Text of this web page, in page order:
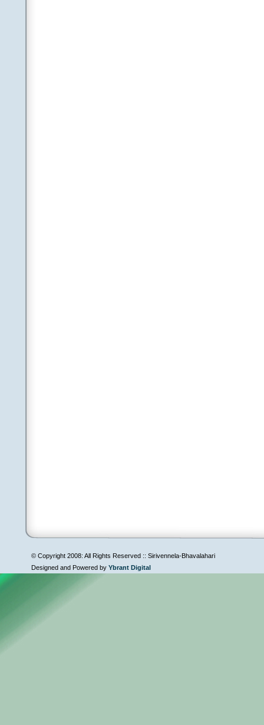
© Copyright 2008: All Rights Reserved :: Sirivennela-Bhavalahari
Designed and Powered by Ybrant Digital